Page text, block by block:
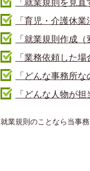
「育児・介護休
「就業規則作成
「業務依頼した
「どんな事務所な
「どんな人物が
就業規則のことなら当事